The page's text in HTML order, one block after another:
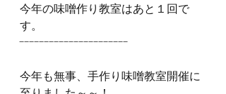
今年の味噌作り教室はあと１回で
す。
----------------------
今年も無事、手作り味噌教室開催に